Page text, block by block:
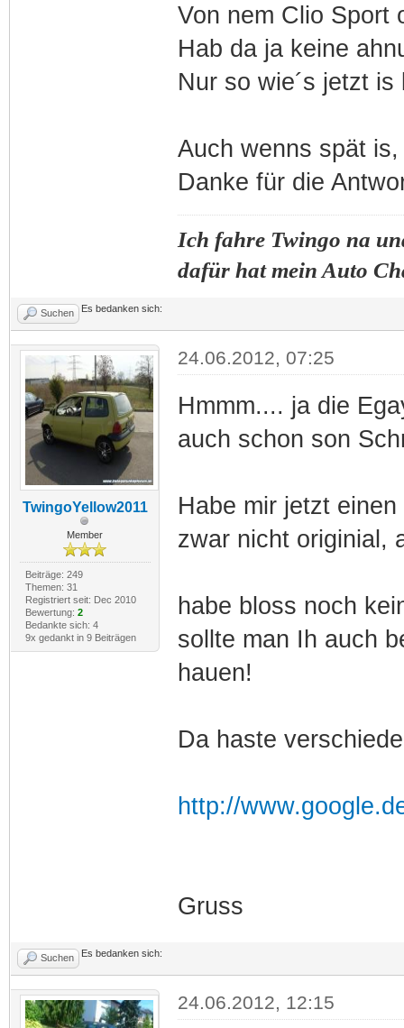
Von nem Clio Sport
Hab da ja keine
Nur so wie´s jetzt
Auch wenns spät
Danke für die
Ich fahre Twingo na
dafür hat mein Auto
Suchen Es bedanken sich:
TwingoYellow2011
Member
Beiträge: 249
Themen: 31
Registriert seit: Dec 2010
Bewertung: 2
Bedankte sich: 4
9x gedankt in 9 Beiträgen
24.06.2012, 07:25
Hmmm.... ja die
auch schon son
Habe mir jetzt
zwar nicht originial,
habe bloss noch
sollte man Ih auch
hauen!
Da haste
http://
Gruss
Suchen Es bedanken sich:
24.06.2012, 12:15